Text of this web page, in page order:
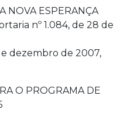
NOVA ESPERANÇA
nº 1.084, de 28 de
dezembro de 2007,
O PROGRAMA DE